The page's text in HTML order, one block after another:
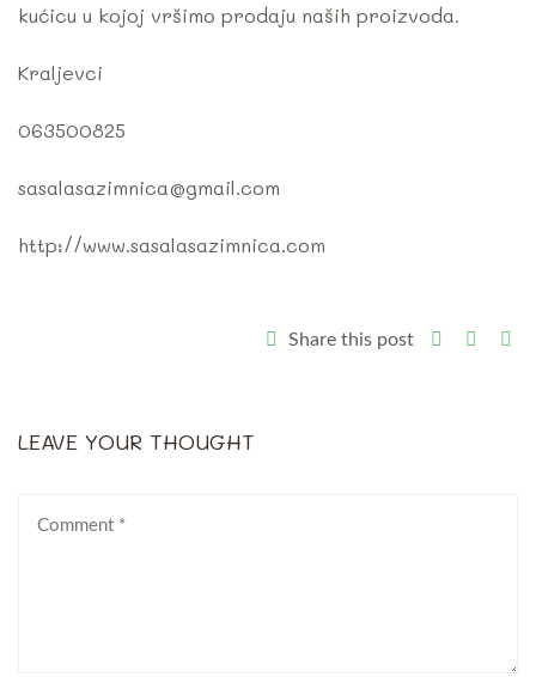
kućicu u kojoj vršimo prodaju naših proizvoda.
Kraljevci
063500825
sasalasazimnica@gmail.com
http://www.sasalasazimnica.com
Share this post
LEAVE YOUR THOUGHT